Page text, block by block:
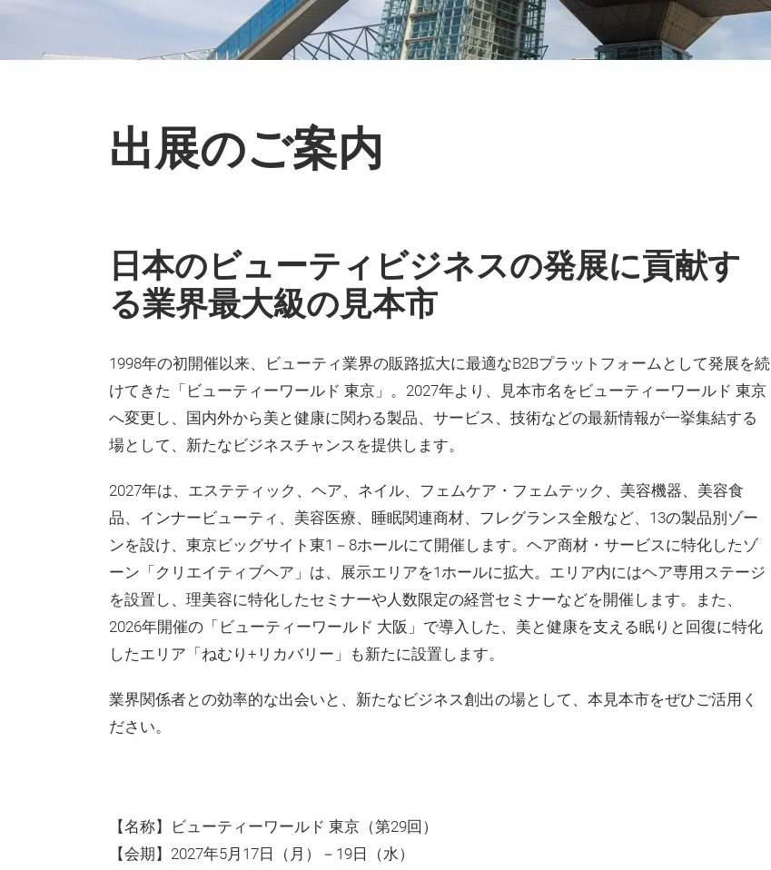
出展のご案内
日本のビューティビジネスの発展に貢献す
る業界最大級の見本市
1998年の初開催以来、ビューティ業界の販路拡大に最適なB2Bプラットフォームとして発展を続
けてきた「ビューティーワールド 東京」。2027年より、見本市名をビューティーワールド 東京
へ変更し、国内外から美と健康に関わる製品、サービス、技術などの最新情報が一挙集結する
場として、新たなビジネスチャンスを提供します。
2027年は、エステティック、ヘア、ネイル、フェムケア・フェムテック、美容機器、美容食
品、インナービューティ、美容医療、睡眠関連商材、フレグランス全般など、13の製品別ゾー
ンを設け、東京ビッグサイト東1－8ホールにて開催します。ヘア商材・サービスに特化したゾ
ーン「クリエイティブヘア」は、展示エリアを1ホールに拡大。エリア内にはヘア専用ステージ
を設置し、理美容に特化したセミナーや人数限定の経営セミナーなどを開催します。また、
2026年開催の「ビューティーワールド 大阪」で導入した、美と健康を支える眠りと回復に特化
したエリア「ねむり+リカバリー」も新たに設置します。
業界関係者との効率的な出会いと、新たなビジネス創出の場として、本見本市をぜひご活用く
ださい。
【名称】ビューティーワールド 東京（第29回）
【会期】2027年5月17日（月）－19日（水）